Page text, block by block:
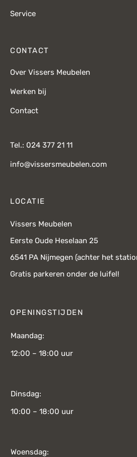
Service
CONTACT
Over Vissers Meubelen
Werken bij
Contact
Tel.: 024 377 21 11
info@vissersmeubelen.com
LOCATIE
Vissers Meubelen
Eerste Oude Heselaan 25
6541 PA Nijmegen (achter het
Gratis parkeren onder de luifel!
OPENINGSTIJDEN
Maandag:
12:00 – 18:00 uur
Dinsdag:
10:00 – 18:00 uur
Woensdag: